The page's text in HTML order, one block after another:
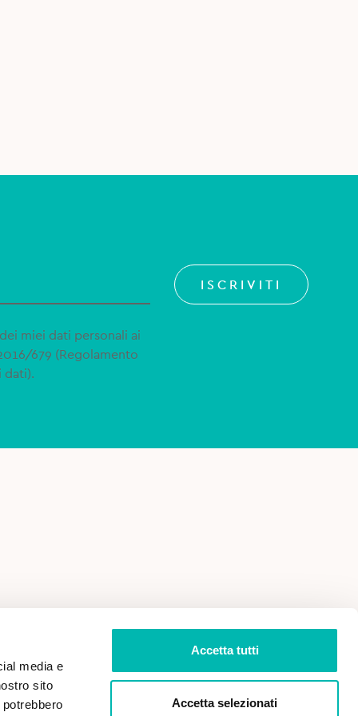
media e
sito
Accetta tutti
Accetta selezionati
miei dati personali ai
679 (Regolamento
dati).
ISCRIVITI